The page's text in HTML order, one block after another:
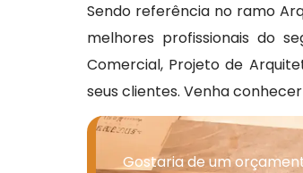
Sendo referência no ramo
melhores profissionais do
Comercial, Projeto de
seus clientes. Venha
Gostaria de um